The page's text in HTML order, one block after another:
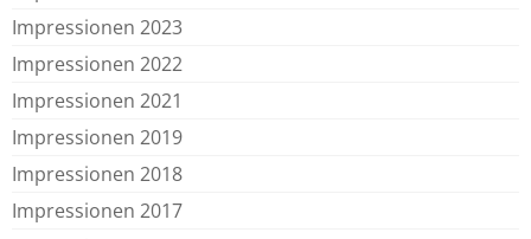
Impressionen 2023
Impressionen 2022
Impressionen 2021
Impressionen 2019
Impressionen 2018
Impressionen 2017